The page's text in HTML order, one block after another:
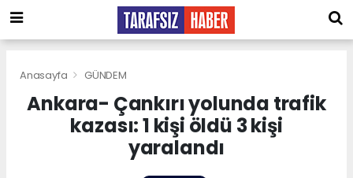
Anasayfa GÜNDEM
Ankara- Çankırı yolunda trafik
kazası: 1 kişi öldü 3 kişi
yaralandı